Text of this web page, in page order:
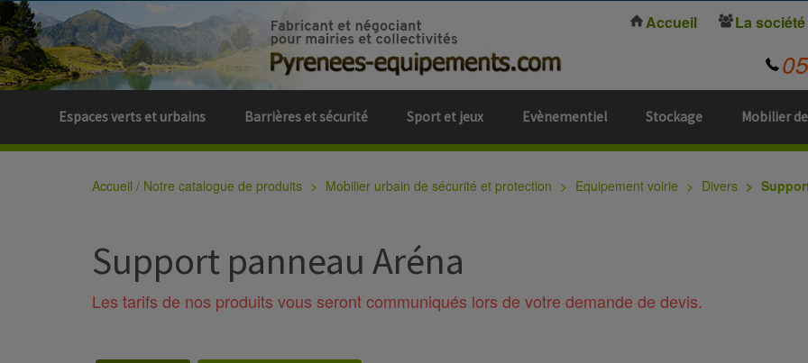
Espaces verts et urbains Barrières et sécurité Sport et jeux Evènementiel Stockage Mobilier
Accueil La société
Accueil / Notre catalogue de produits Mobilier urbain de sécurité et protection Equipement voirie Divers
Support panneau Aréna
Les tarifs de nos produits vous seront communiqués lors de votre demande de devis.